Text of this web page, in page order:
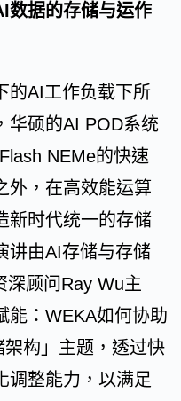
数据的存储与运作
的AI工作负载下所
华硕的AI POD系统
NEMe的快速
外，在高效能运算
新时代统一的存储
讲由AI存储与存储
深顾问Ray Wu主
能：WEKA如何协助
构」主题，透过快
调整能力，以满足